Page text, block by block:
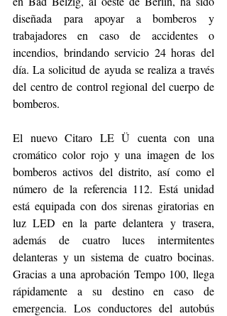
diseñada para apoyar a bomberos y
trabajadores en caso de accidentes o
incendios, brindando servicio 24 horas del
día. La solicitud de ayuda se realiza a través
del centro de control regional del cuerpo de
bomberos.
El nuevo Citaro LE Ü cuenta con una
cromático color rojo y una imagen de los
bomberos activos del distrito, así como el
número de la referencia 112. Está unidad
está equipada con dos sirenas giratorias en
luz LED en la parte delantera y trasera,
además de cuatro luces intermitentes
delanteras y un sistema de cuatro bocinas.
Gracias a una aprobación Tempo 100, llega
rápidamente a su destino en caso de
emergencia. Los conductores del autobús